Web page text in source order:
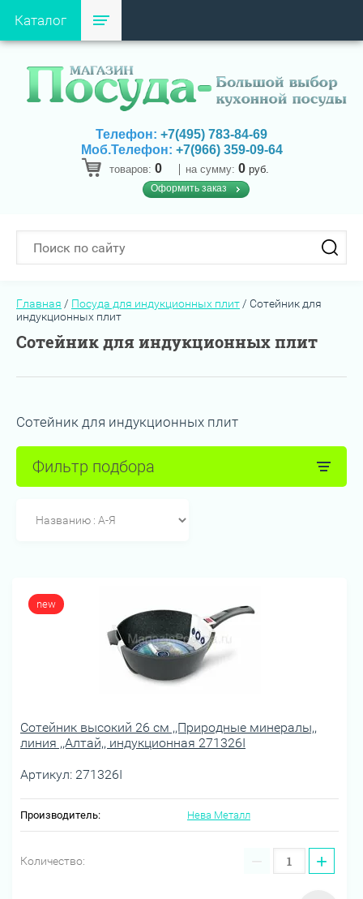
Каталог
Телефон: +7(495) 783-84-69
Моб.Телефон: +7(966) 359-09-64
товаров: 0 на сумму: 0 руб.
Оформить заказ
Главная / Посуда для индукционных плит / Сотейник для
индукционных плит
Сотейник для индукционных плит
Сотейник для индукционных плит
Фильтр подбора
new
Сотейник высокий 26 см ,,Природные минералы,,
линия ,,Алтай,, индукционная 271326I
Артикул: 271326I
Производитель: Нева Металл
Количество: − +